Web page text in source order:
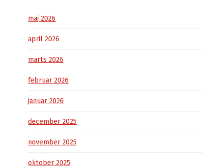
maj 2026
april 2026
marts 2026
februar 2026
januar 2026
december 2025
november 2025
oktober 2025